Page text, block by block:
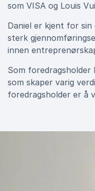
som VISA og Louis
Daniel er kjent for
sterk
innen
Som foredragsholder
som skaper varig
foredragsholder er å